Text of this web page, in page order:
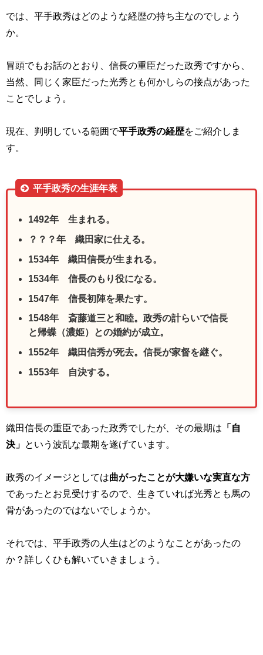
では、平手政秀はどのような経歴の持ち主なのでしょう
か。
冒頭でもお話のとおり、信長の重臣だった政秀ですから、
当然、同じく家臣だった光秀とも何かしらの接点があった
ことでしょう。
現在、判明している範囲で平手政秀の経歴をご紹介しま
す。
平手政秀の生涯年表
1492年 生まれる。
？？？年 織田家に仕える。
1534年 織田信長が生まれる。
1534年 信長のもり役になる。
1547年 信長初陣を果たす。
1548年 斎藤道三と和睦。政秀の計らいで信長
と帰蝶（濃姫）との婚約が成立。
1552年 織田信秀が死去。信長が家督を継ぐ。
1553年 自決する。
織田信長の重臣であった政秀でしたが、その最期は 「自
決」
という波乱な最期を遂げています。
政秀のイメージとしては曲がったことが大嫌いな実直な方
であったとお見受けするので、生きていれば光秀とも馬の
骨があったのではないでしょうか。
それでは、平手政秀の人生はどのようなことがあったの
か？詳しくひも解いていきましょう。